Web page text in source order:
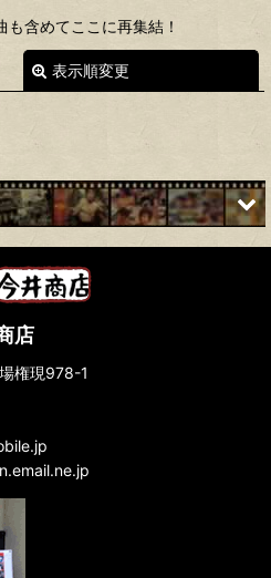
含めてここに再集結！
表示順変更
店
権現978-1